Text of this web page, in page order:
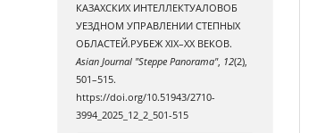
КАЗАХСКИХ ИНТЕЛЛЕКТУАЛОВОБ
УЕЗДНОМ УПРАВЛЕНИИ СТЕПНЫХ
ОБЛАСТЕЙ.РУБЕЖ XIX–XX ВЕКОВ.
Asian Journal "Steppe Panorama", 12(2),
501–515.
https://doi.org/10.51943/2710-
3994_2025_12_2_501-515